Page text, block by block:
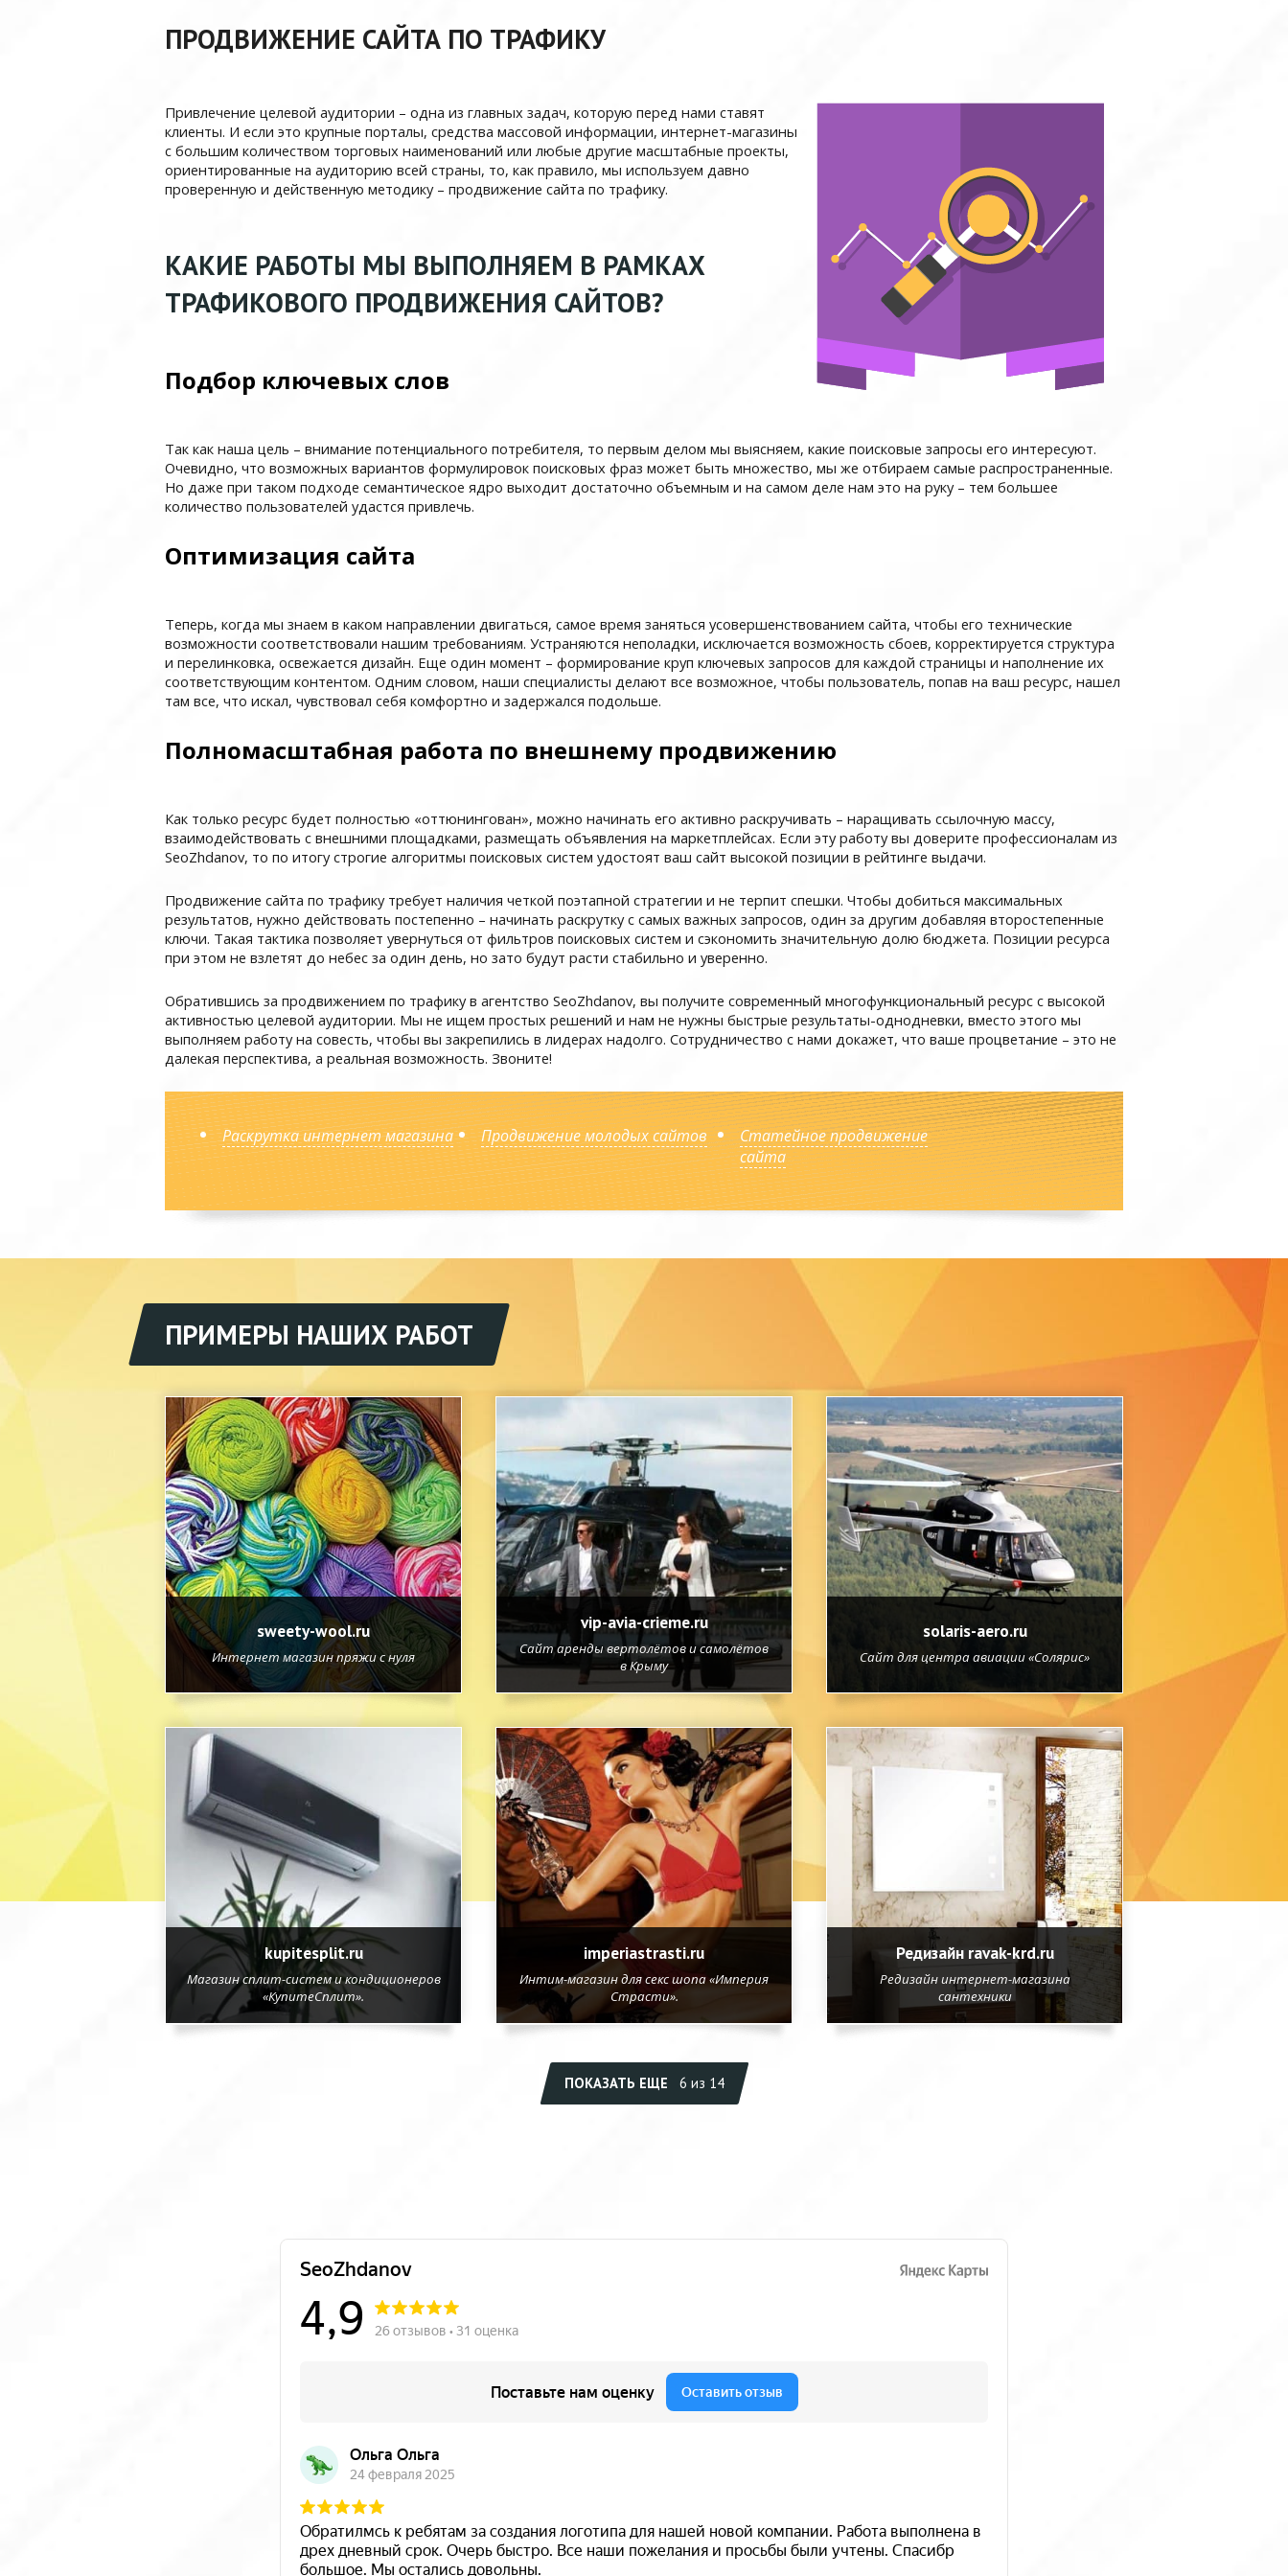
ПРОДВИЖЕНИЕ САЙТА ПО ТРАФИКУ
Привлечение целевой аудитории – одна из главных задач, которую перед нами ставят
клиенты. И если это крупные порталы, средства массовой информации, интернет-магазины
с большим количеством торговых наименований или любые другие масштабные проекты,
ориентированные на аудиторию всей страны, то, как правило, мы используем давно
проверенную и действенную методику – продвижение сайта по трафику.
КАКИЕ РАБОТЫ МЫ ВЫПОЛНЯЕМ В РАМКАХ
ТРАФИКОВОГО ПРОДВИЖЕНИЯ САЙТОВ?
Подбор ключевых слов
Так как наша цель – внимание потенциального потребителя, то первым делом мы выясняем, какие поисковые запросы его интересуют.
Очевидно, что возможных вариантов формулировок поисковых фраз может быть множество, мы же отбираем самые распространенные.
Но даже при таком подходе семантическое ядро выходит достаточно объемным и на самом деле нам это на руку – тем большее
количество пользователей удастся привлечь.
Оптимизация сайта
Теперь, когда мы знаем в каком направлении двигаться, самое время заняться усовершенствованием сайта, чтобы его технические
возможности соответствовали нашим требованиям. Устраняются неполадки, исключается возможность сбоев, корректируется структура
и перелинковка, освежается дизайн. Еще один момент – формирование круп ключевых запросов для каждой страницы и наполнение их
соответствующим контентом. Одним словом, наши специалисты делают все возможное, чтобы пользователь, попав на ваш ресурс, нашел
там все, что искал, чувствовал себя комфортно и задержался подольше.
Полномасштабная работа по внешнему продвижению
Как только ресурс будет полностью «оттюнингован», можно начинать его активно раскручивать – наращивать ссылочную массу,
взаимодействовать с внешними площадками, размещать объявления на маркетплейсах. Если эту работу вы доверите профессионалам из
SeoZhdanov, то по итогу строгие алгоритмы поисковых систем удостоят ваш сайт высокой позиции в рейтинге выдачи.
Продвижение сайта по трафику требует наличия четкой поэтапной стратегии и не терпит спешки. Чтобы добиться максимальных
результатов, нужно действовать постепенно – начинать раскрутку с самых важных запросов, один за другим добавляя второстепенные
ключи. Такая тактика позволяет увернуться от фильтров поисковых систем и сэкономить значительную долю бюджета. Позиции ресурса
при этом не взлетят до небес за один день, но зато будут расти стабильно и уверенно.
Обратившись за продвижением по трафику в агентство SeoZhdanov, вы получите современный многофункциональный ресурс с высокой
активностью целевой аудитории. Мы не ищем простых решений и нам не нужны быстрые результаты-однодневки, вместо этого мы
выполняем работу на совесть, чтобы вы закрепились в лидерах надолго. Сотрудничество с нами докажет, что ваше процветание – это не
далекая перспектива, а реальная возможность. Звоните!
Раскрутка интернет магазина Продвижение молодых сайтов
Статейное продвижение
сайта
ПРИМЕРЫ НАШИХ РАБОТ
sweety-wool.ru
Интернет магазин пряжи с нуля
vip-avia-crieme.ru
Сайт аренды вертолётов и самолётов
в Крыму
solaris-aero.ru
Сайт для центра авиации «Солярис»
kupitesplit.ru
Магазин сплит-систем и кондиционеров
«КупитеСплит».
imperiastrasti.ru
Интим-магазин для секс шопа «Империя
Страсти».
Редизайн ravak-krd.ru
Редизайн интернет-магазина
сантехники
ПОКАЗАТЬ ЕЩЕ 6 из 14